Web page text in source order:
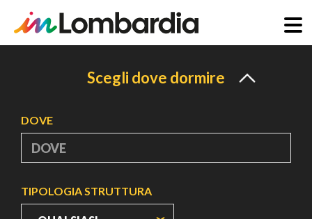
Scegli dove dormire
DOVE
TIPOLOGIA STRUTTURA